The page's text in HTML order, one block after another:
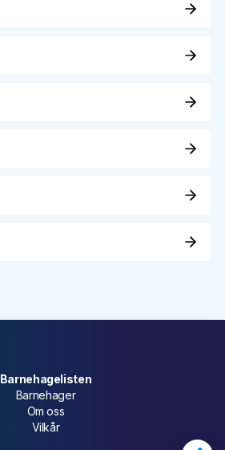
Barnehagelisten
Barnehager
Om oss
Vilkår